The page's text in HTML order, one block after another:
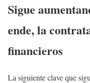
Sigue
ende, la
financieros
La siguiente clave que